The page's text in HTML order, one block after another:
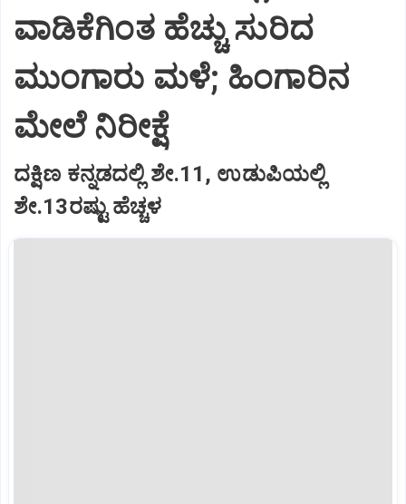
ವಾಡಿಕೆಗಿಂತ ಹೆಚ್ಚು ಸುರಿದ
ಮುಂಗಾರು ಮಳೆ; ಹಿಂಗಾರಿನ
ಮೇಲೆ ನಿರೀಕ್ಷೆ
ದಕ್ಷಿಣ ಕನ್ನಡದಲ್ಲಿ ಶೇ.11, ಉಡುಪಿಯಲ್ಲಿ
ಶೇ.13ರಷ್ಟು ಹೆಚ್ಚಳ